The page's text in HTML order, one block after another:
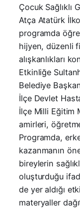
Çocuk Sağlıklı
Atça Atatürk
programda
hijyen, düzenli
alışkanlıkları
Etkinliğe
Belediye
İlçe Devlet
İlçe Milli Eğitim
amirleri,
Programda,
kazanmanın
bireylerin
oluşturduğu
de yer aldığı
materyaller